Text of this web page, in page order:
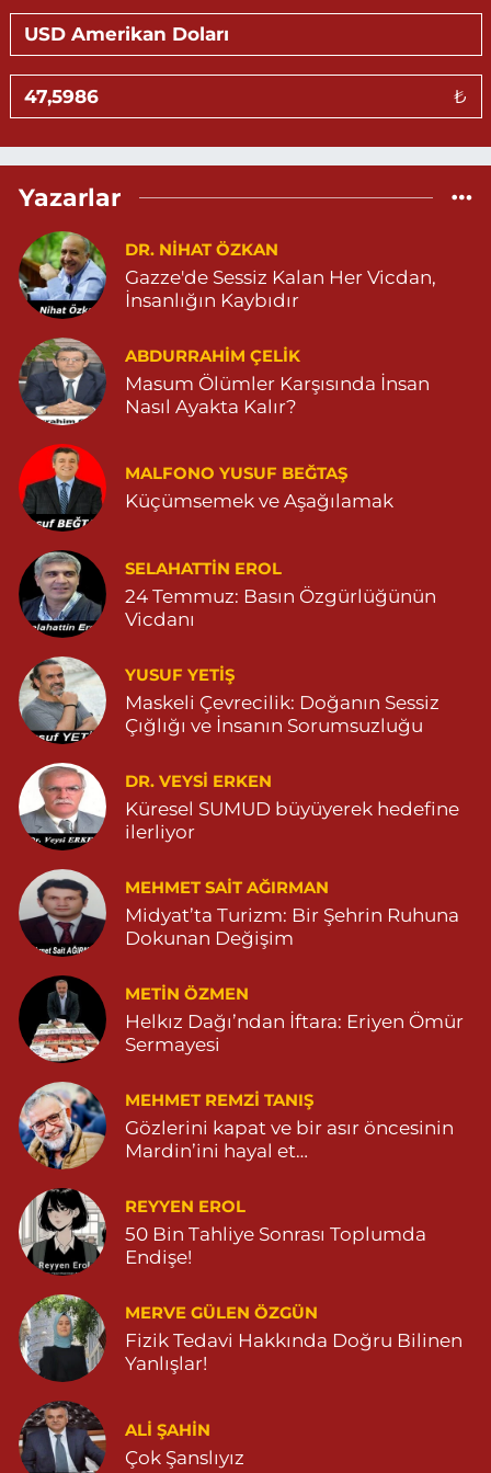
0 (530) 326 46 12
Gündüz Eczanesi
BAHÇEBAŞI MAHALLESİ SELAHADDİN EYYÜBİ CADDE NO:39 B
04823812323
Aksoy Eczanesi
KAPLAN MAH. MARDİN CAD. NO:21 A 04825030197
0 (482) 503 01 97 Yol Tarifi Al
GÜNDOĞAN MAHALLESİ STAD CADDESİ NO:36 A 05380544155
0 (538) 054 41 55 Yol Tarifi Al
Huzur Eczanesi
GÜL MAHALLESİ VATAN CADDE NO:4A 04825912517
0 (482) 591 25 17 Yol Tarifi Al
Dara Eczanesi
NUR MAHALLESİ VALİ OZAN CADDESİ DIŞ KAPI NO:122G
DEVLET HASTANESİ KARŞISI (DİYARBAKIR YOLU CEPHESİ)
04822125304
0 (482) 212 53 04 Yol Tarifi Al
Özdemir Eczanesi
YENİ MAHALLE 3086 SOKAK NO:4 3 04825413121
0 (482) 541 31 21 Yol Tarifi Al
₺
Yazarlar
DR. NIHAT ÖZKAN
Gazze'de Sessiz Kalan Her Vicdan,
İnsanlığın Kaybıdır
ABDURRAHIM ÇELİK
Masum Ölümler Karşısında İnsan
Nasıl Ayakta Kalır?
MALFONO YUSUF BEĞTAŞ
Küçümsemek ve Aşağılamak
SELAHATTIN EROL
24 Temmuz: Basın Özgürlüğünün
Vicdanı
YUSUF YETİŞ
Maskeli Çevrecilik: Doğanın Sessiz
Çığlığı ve İnsanın Sorumsuzluğu
DR. VEYSI ERKEN
Küresel SUMUD büyüyerek hedefine
ilerliyor
MEHMET SAIT AĞIRMAN
Midyat’ta Turizm: Bir Şehrin Ruhuna
Dokunan Değişim
METIN ÖZMEN
Helkız Dağı’ndan İftara: Eriyen Ömür
Sermayesi
MEHMET REMZI TANIŞ
Gözlerini kapat ve bir asır öncesinin
Mardin’ini hayal et…
REYYEN EROL
50 Bin Tahliye Sonrası Toplumda
Endişe!
MERVE GÜLEN ÖZGÜN
Fizik Tedavi Hakkında Doğru Bilinen
Yanlışlar!
ALI ŞAHİN
Çok Şanslıyız